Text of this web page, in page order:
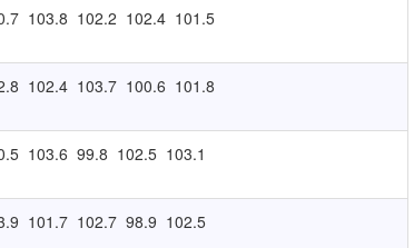
103.8 102.2 102.4 101.5
102.4 103.7 100.6 101.8
103.6 99.8 102.5 103.1
101.7 102.7 98.9 102.5